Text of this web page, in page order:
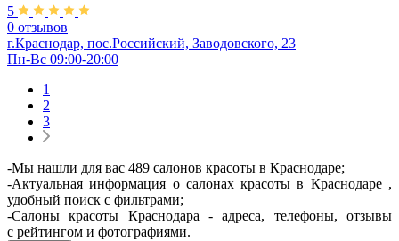
5
0 отзывов
г.Краснодар, пос.Российский, Заводовского, 23
Пн-Вс 09:00-20:00
1
2
3
-Мы нашли для вас 489 салонов красоты в Краснодаре;
-Актуальная информация о салонах красоты в Краснодаре ,
удобный поиск с фильтрами;
-Салоны красоты Краснодара - адреса, телефоны, отзывы
с рейтингом и фотографиями.